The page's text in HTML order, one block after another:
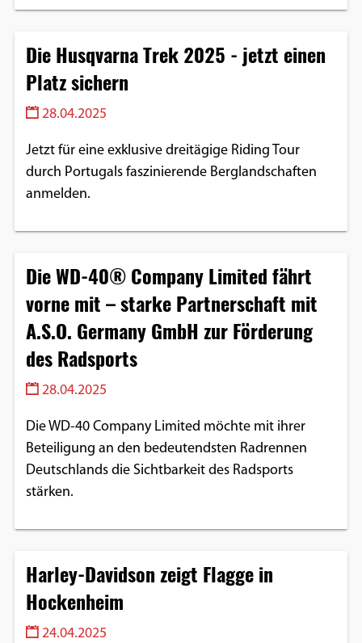
Die Husqvarna Trek 2025 - jetzt einen
Platz sichern
28.04.2025
Jetzt für eine exklusive dreitägige Riding Tour
durch Portugals faszinierende Berglandschaften
anmelden.
Die WD-40® Company Limited fährt
vorne mit – starke Partnerschaft mit
A.S.O. Germany GmbH zur Förderung
des Radsports
28.04.2025
Die WD-40 Company Limited möchte mit ihrer
Beteiligung an den bedeutendsten Radrennen
Deutschlands die Sichtbarkeit des Radsports
stärken.
Harley-Davidson zeigt Flagge in
Hockenheim
24.04.2025
cookie_consent
Zweck:
Dieser Cookie speichert die ausgewählten
Einverständnis-Optionen des Benutzers
Cookie Laufzeit:
Um Inhalte von Videoplattformen und
können, werden von diesen externen
Medien Cookies gesetzt.
Google Maps
Anbieter: